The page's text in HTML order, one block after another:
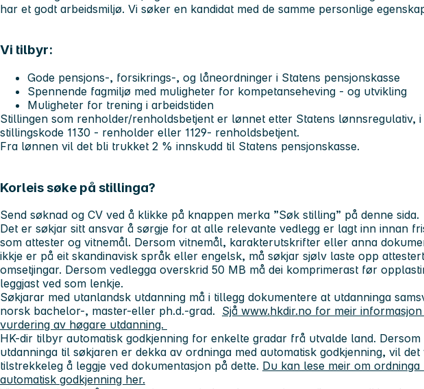
har et godt arbeidsmiljø. Vi søker en kandidat med de samme personlige
Vi tilbyr:
Gode pensjons-, forsikrings-, og låneordninger i Statens pensjonskasse
Spennende fagmiljø med muligheter for kompetanseheving - og utvikling
Muligheter for trening i arbeidstiden
Stillingen som renholder/renholdsbetjent er lønnet etter Statens lønnsregulativ, i
stillingskode 1130 - renholder eller 1129- renholdsbetjent.
Fra lønnen vil det bli trukket 2 % innskudd til Statens pensjonskasse.
Korleis søke på stillinga?
Send søknad og CV ved å klikke på knappen merka ”Søk stilling” på denne sida.
Det er søkjar sitt ansvar å sørgje for at alle relevante vedlegg er lagt inn innan
som attester og vitnemål. Dersom vitnemål, karakterutskrifter eller anna
ikkje er på eit skandinavisk språk eller engelsk, må søkjar sjølv laste opp
omsetjingar. Dersom vedlegga overskrid 50 MB må dei komprimerast før
leggjast ved som lenkje.
Søkjarar med utanlandsk utdanning må i tillegg dokumentere at utdanninga
norsk bachelor-, master-eller ph.d.-grad. Sjå www.hkdir.no for meir
vurdering av høgare utdanning.
HK-dir tilbyr automatisk godkjenning for enkelte gradar frå utvalde land. Dersom
utdanninga til søkjaren er dekka av ordninga med automatisk godkjenning, vil det
tilstrekkeleg å leggje ved dokumentasjon på dette. Du kan lese meir om ordninga
automatisk godkjenning her.